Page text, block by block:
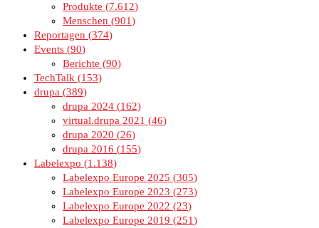
Produkte
7.612
Menschen
901
Reportagen
374
Events 90
Berichte
90
TechTalk
153
drupa 389
drupa 2024
162
virtual.drupa 2021
46
drupa 2020
26
drupa 2016
155
Labelexpo
1.138
Labelexpo Europe 2025
305
Labelexpo Europe 2023
273
Labelexpo Europe 2022
23
Labelexpo Europe 2019
251